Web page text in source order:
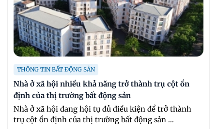
THÔNG TIN BẤT ĐỘNG SẢN
Nhà ở xã hội nhiều khả năng trở thành trụ cột ổn
định của thị trường bất động sản
Nhà ở xã hội đang hội tụ đủ điều kiện để trở thành
trụ cột ổn định của thị trường bất động sản ...